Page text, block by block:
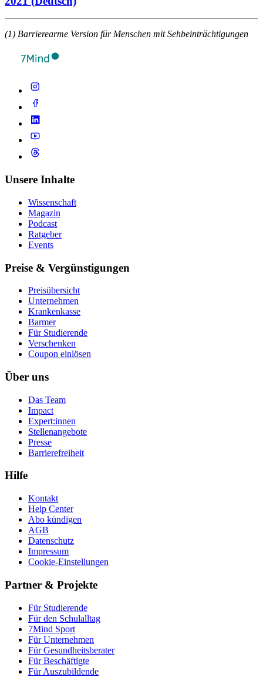
(1) Barrierearme Version für Menschen mit Sehbeinträchtigungen
Unsere Inhalte
Wissenschaft
Magazin
Podcast
Ratgeber
Events
Preise & Vergünstigungen
Preisübersicht
Unternehmen
Krankenkasse
Barmer
Für Studierende
Ver­schen­ken
Coupon einlösen
Über uns
Das Team
Impact
Expert:innen
Stellenangebote
Presse
Barrierefreiheit
Hilfe
Kontakt
Help Center
Abo kündigen
AGB
Datenschutz
Impressum
Cookie-Einstellungen
Partner & Projekte
Für Stu­die­rende
Für den Schulalltag
7Mind Sport
Für Unter­neh­men
Für Gesund­heits­be­ra­ter
Für Beschäftigte
Für Auszubildende